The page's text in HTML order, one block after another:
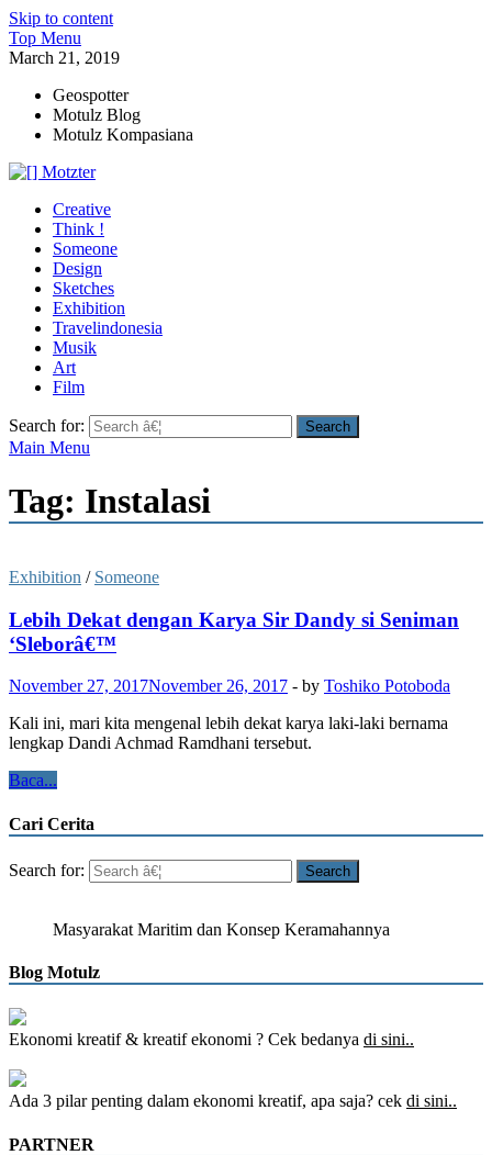
Skip to content
Top Menu
March 21, 2019
Geospotter
Motulz Blog
Motulz Kompasiana
[] Motzter
Cerita Ide Kreatif
Creative
Think !
Someone
Design
Sketches
Exhibition
Travelindonesia
Musik
Art
Film
Search for:
Main Menu
Tag: Instalasi
Exhibition / Someone
Lebih Dekat dengan Karya Sir Dandy si Seniman
‘Sleborâ€™
November 27, 2017November 26, 2017 - by Toshiko Potoboda
Kali ini, mari kita mengenal lebih dekat karya laki-laki bernama
lengkap Dandi Achmad Ramdhani tersebut.
Baca...
Cari Cerita
Search for:
Masyarakat Maritim dan Konsep Keramahannya
Blog Motulz
Ekonomi kreatif & kreatif ekonomi ? Cek bedanya di sini..
Ada 3 pilar penting dalam ekonomi kreatif, apa saja? cek di sini..
PARTNER